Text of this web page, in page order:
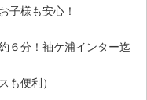
子様も安心！
６分！袖ケ浦インター迄
も便利）